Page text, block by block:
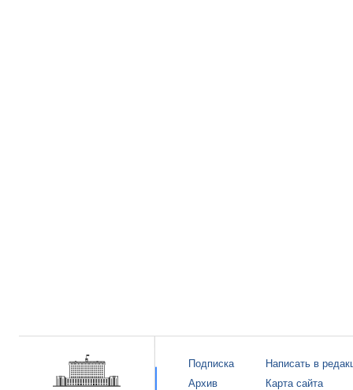
Подписка
Архив
Написать в
Карта сайта